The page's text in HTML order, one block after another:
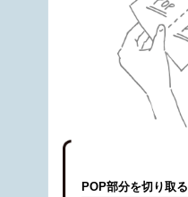
POP部分を切り取る